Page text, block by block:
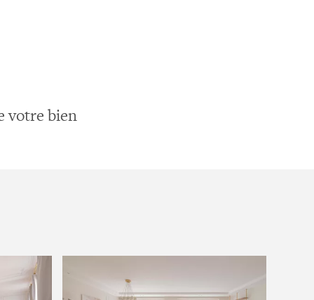
votre bien